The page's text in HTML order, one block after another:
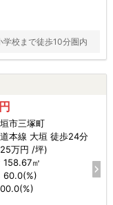
校まで徒歩10分圏内
市三塚町
道本線 大垣 徒歩24分
万円 /坪)
158.67㎡
60.0(%)